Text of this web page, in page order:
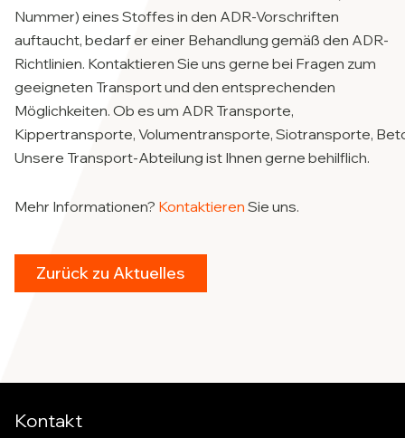
Nummer) eines Stoffes in den ADR-Vorschriften
auftaucht, bedarf er einer Behandlung gemäß den ADR-
Richtlinien. Kontaktieren Sie uns gerne bei Fragen zum
geeigneten Transport und den entsprechenden
Möglichkeiten. Ob es um ADR Transporte,
Kippertransporte, Volumentransporte, Siotransporte,
Unsere Transport-Abteilung ist Ihnen gerne behilflich.
Mehr Informationen? Kontaktieren Sie uns.
Zurück zu Aktuelles
Kontakt